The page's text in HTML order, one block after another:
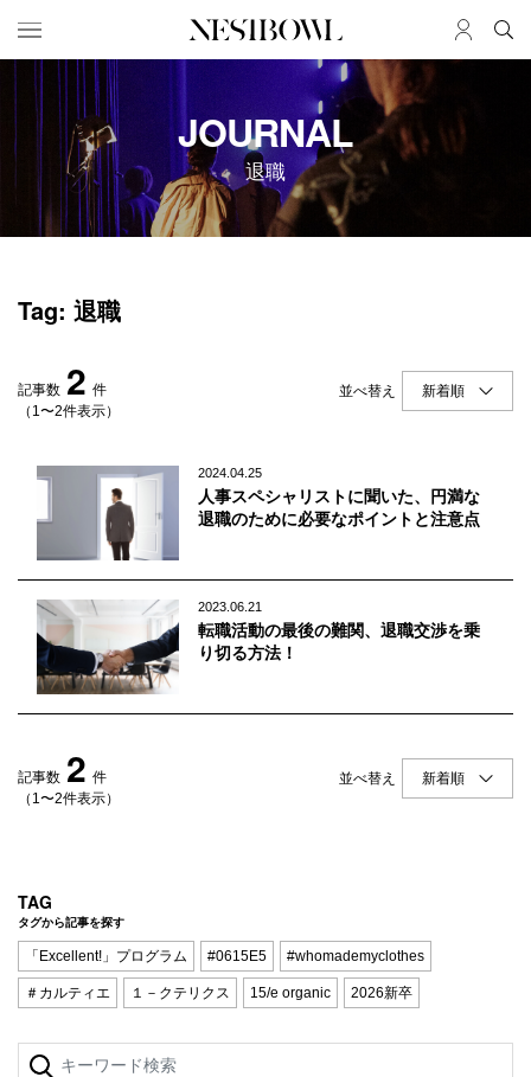
HOME
求人検索
新着求人
ブランド一覧
インタビュー
ニュース＆イベント
データ
SERVICE
初めての方へ
企業担当の方へ
企業ログイン
ログイン
JOURNAL
退職
Tag: 退職
記事数 2 件
（1〜2件表示）
並べ替え
2024.04.25
人事スペシャリストに聞いた、円満な
退職のために必要なポイントと注意点
2023.06.21
転職活動の最後の難関、退職交渉を乗
り切る方法！
記事数 2 件
（1〜2件表示）
並べ替え
TAG
タグから記事を探す
「Excellent!」プログラム #0615E5 #whomademyclothes
＃カルティエ １－クテリクス 15/e organic 2026新卒